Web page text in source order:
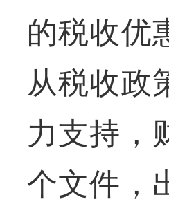
的税收优
从税收政
力支持，
个文件，